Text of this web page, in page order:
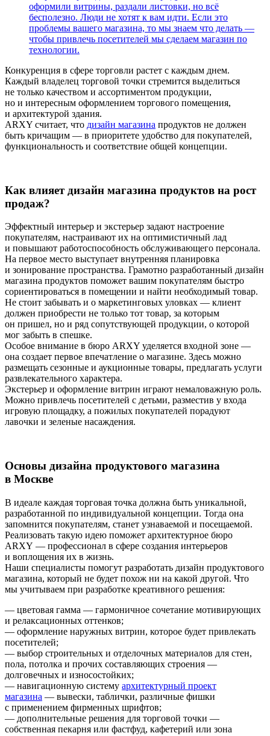
оформили витрины, раздали листовки, но всё
бесполезно. Люди не хотят к вам идти. Если это
проблемы вашего магазина, то мы знаем что делать —
чтобы привлечь посетителей мы сделаем магазин по
технологии.
Конкуренция в сфере торговли растет с каждым днем.
Каждый владелец торговой точки стремится выделиться
не только качеством и ассортиментом продукции,
но и интересным оформлением торгового помещения,
и архитектурой здания.
ARXY считает, что дизайн магазина продуктов не должен
быть кричащим — в приоритете удобство для покупателей,
функциональность и соответствие общей концепции.
Как влияет дизайн магазина продуктов на рост
продаж?
Эффектный интерьер и экстерьер задают настроение
покупателям, настраивают их на оптимистичный лад
и повышают работоспособность обслуживающего персонала.
На первое место выступает внутренняя планировка
и зонирование пространства. Грамотно разработанный дизайн
магазина продуктов поможет вашим покупателям быстро
сориентироваться в помещении и найти необходимый товар.
Не стоит забывать и о маркетинговых уловках — клиент
должен приобрести не только тот товар, за которым
он пришел, но и ряд сопутствующей продукции, о которой
мог забыть в спешке.
Особое внимание в бюро ARXY уделяется входной зоне —
она создает первое впечатление о магазине. Здесь можно
размещать сезонные и аукционные товары, предлагать услуги
развлекательного характера.
Экстерьер и оформление витрин играют немаловажную роль.
Можно привлечь посетителей с детьми, разместив у входа
игровую площадку, а пожилых покупателей порадуют
лавочки и зеленые насаждения.
Основы дизайна продуктового магазина
в Москве
В идеале каждая торговая точка должна быть уникальной,
разработанной по индивидуальной концепции. Тогда она
запомнится покупателям, станет узнаваемой и посещаемой.
Реализовать такую идею поможет архитектурное бюро
ARXY — профессионал в сфере создания интерьеров
и воплощения их в жизнь.
Наши специалисты помогут разработать дизайн продуктового
магазина, который не будет похож ни на какой другой. Что
мы учитываем при разработке креативного решения:
— цветовая гамма — гармоничное сочетание мотивирующих
и релаксационных оттенков;
— оформление наружных витрин, которое будет привлекать
посетителей;
— выбор строительных и отделочных материалов для стен,
пола, потолка и прочих составляющих строения —
долговечных и износостойких;
— навигационную систему архитектурный проект
магазина — вывески, таблички, различные фишки
с применением фирменных шрифтов;
— дополнительные решения для торговой точки —
собственная пекарня или фастфуд, кафетерий или зона